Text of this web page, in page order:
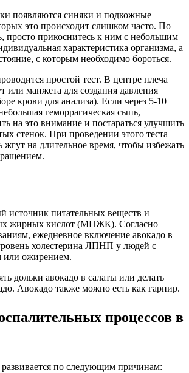
появляются синяки и подкожные
это происходит слишком часто. По
просто прикоснитесь к ним с небольшим
характеристика организма, а
с которым необходимо бороться.
простой тест. В центре плеча
или манжета для создания давления
крови для анализа). Если через 5-10
геморрагическая сыпь,
на это внимание и постараться улучшить
стенок. При проведении этого теста
жгут на длительное время, чтобы избежать
источник питательных веществ и
жирных кислот (МНЖК). Согласно
ежедневное включение авокадо в
холестерина ЛПНП у людей с
или ожирением.
дольки авокадо в салаты или делать
Авокадо также можно есть как гарнир.
процессов в
развивается по следующим причинам: